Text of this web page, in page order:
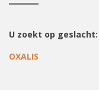
U zoekt op geslacht:
OXALIS